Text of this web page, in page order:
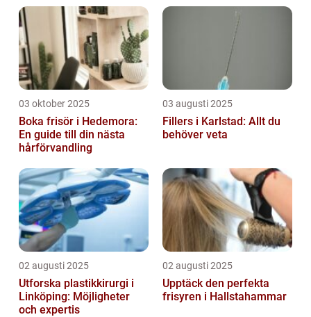
03 oktober 2025
Boka frisör i Hedemora:
En guide till din nästa
hårförvandling
03 augusti 2025
Fillers i Karlstad: Allt du
behöver veta
02 augusti 2025
Utforska plastikkirurgi i
Linköping: Möjligheter
och expertis
02 augusti 2025
Upptäck den perfekta
frisyren i Hallstahammar